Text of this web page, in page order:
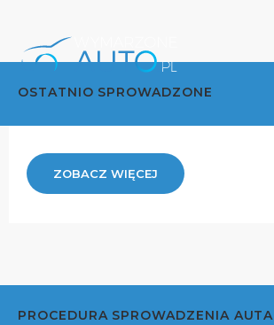
OSTATNIO SPROWADZONE
ZOBACZ WIĘCEJ
PROCEDURA SPROWADZENIA AUTA